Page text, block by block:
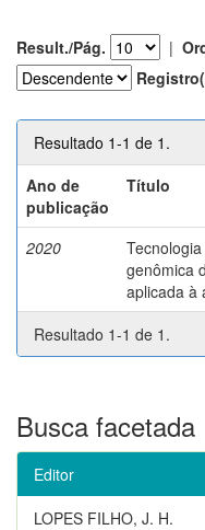
Result./Pág. |
Resultado 1-1 de 1.
Ano de
publicação
Título
2020
genômica
aplicada à
Resultado 1-1 de 1.
Busca facetada
Editor
LOPES FILHO, J. H.